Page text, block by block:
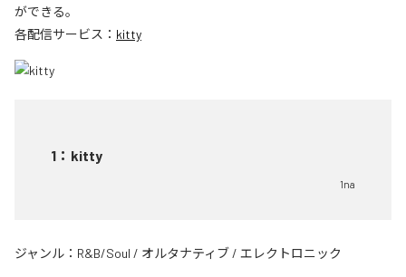
ができる。
各配信サービス： kitty
1 ： kitty
1na
ジャンル： R&B/Soul / オルタナティブ / エレクトロニック